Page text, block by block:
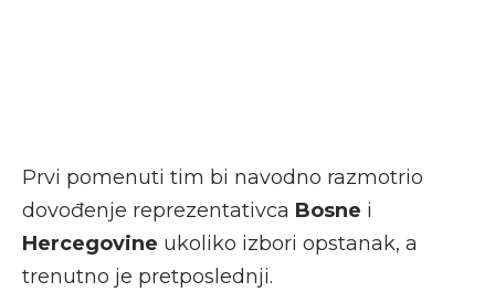
Prvi pomenuti tim bi navodno razmotrio
dovođenje reprezentativca Bosne i
Hercegovine ukoliko izbori opstanak, a
trenutno je pretposlednji.